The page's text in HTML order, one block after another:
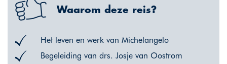
Waarom deze reis?
Het leven en werk van Michelangelo
Begeleiding van drs. Josje van Oostrom